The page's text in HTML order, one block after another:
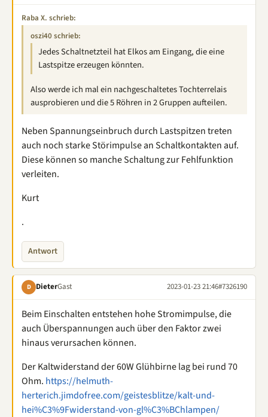
Raba X. schrieb:
oszi40 schrieb:
Jedes Schaltnetzteil hat Elkos am Eingang, die eine
Lastspitze erzeugen könnten.
Also werde ich mal ein nachgeschaltetes Tochterrelais
ausprobieren und die 5 Röhren in 2 Gruppen aufteilen.
Neben Spannungseinbruch durch Lastspitzen treten
auch noch starke Störimpulse an Schaltkontakten auf.
Diese können so manche Schaltung zur Fehlfunktion
verleiten.
Kurt
.
Antwort
D DieterGast 2023-01-23 21:46#7326190
Beim Einschalten entstehen hohe Stromimpulse, die
auch Überspannungen auch über den Faktor zwei
hinaus verursachen können.
Der Kaltwiderstand der 60W Glühbirne lag bei rund 70
Ohm. https://helmuth-
herterich.jimdofree.com/geistesblitze/kalt-und-
hei%C3%9Fwiderstand-von-gl%C3%BChlampen/